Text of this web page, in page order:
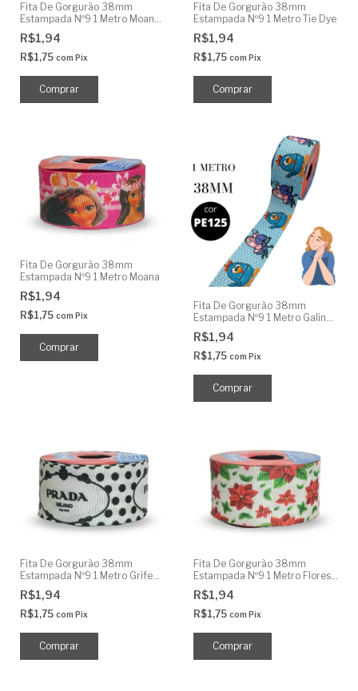
Fita De Gorgurão 38mm
Estampada Nº9 1 Metro Moana
Cut
R$1,94
R$1,75 com Pix
Fita De Gorgurão 38mm
Estampada Nº9 1 Metro Tie Dye
R$1,94
R$1,75 com Pix
Fita De Gorgurão 38mm
Estampada Nº9 1 Metro Moana
R$1,94
R$1,75 com Pix
Fita De Gorgurão 38mm
Estampada Nº9 1 Metro Galinha
Pintadinha
R$1,94
R$1,75 com Pix
Fita De Gorgurão 38mm
Estampada Nº9 1 Metro Grife
Famosa
R$1,94
R$1,75 com Pix
Fita De Gorgurão 38mm
Estampada Nº9 1 Metro Flores
Vermelhas
R$1,94
R$1,75 com Pix